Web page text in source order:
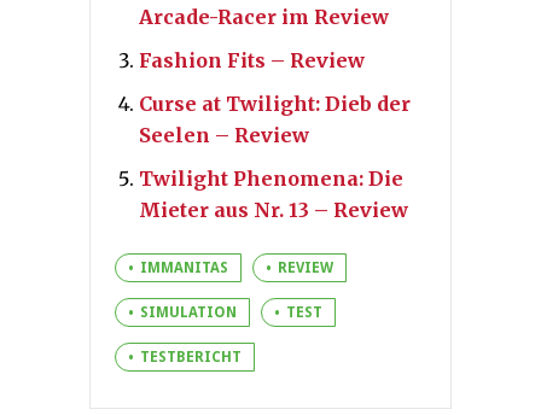
Arcade-Racer im Review
Fashion Fits – Review
Curse at Twilight: Dieb der
Seelen – Review
Twilight Phenomena: Die
Mieter aus Nr. 13 – Review
IMMANITAS REVIEW
SIMULATION TEST
TESTBERICHT